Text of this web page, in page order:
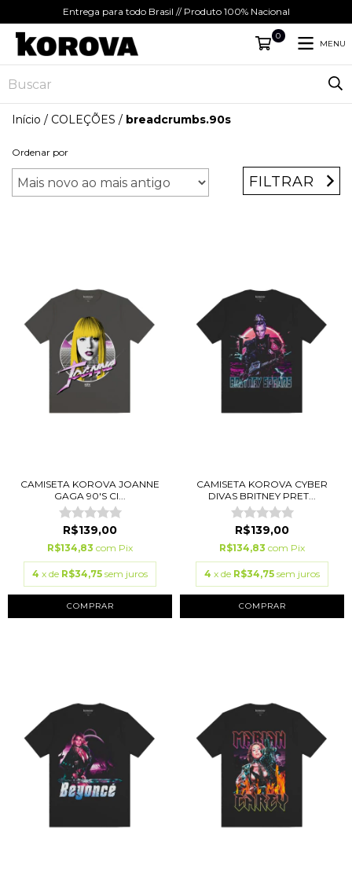
Entrega para todo Brasil // Produto 100% Nacional
0
MENU
Início / COLEÇÕES / breadcrumbs.90s
Ordenar por
FILTRAR
CAMISETA KOROVA JOANNE
GAGA 90'S CI...
R$139,00
R$134,83 com Pix
4 x de R$34,75 sem juros
COMPRAR
CAMISETA KOROVA CYBER
DIVAS BRITNEY PRET...
R$139,00
R$134,83 com Pix
4 x de R$34,75 sem juros
COMPRAR